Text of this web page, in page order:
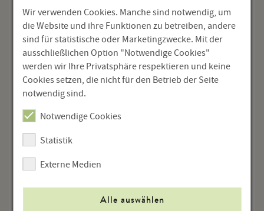
Anmut führen“. Die Aktualität Stifters aus
landschaftsökologischer Sicht
Roland Duhamel (Antwerpen): Natur und Kunst.
Zum didaktischen Konzept von Stifters
Nachsommer
Brigid Haines (Swansea): Dialog und
Erzählstruktur in Stifters
Horst Albert Glaser (Essen): Auf Witikos Spuren.
Wolfgang Wiesmüller (Innsbruck): „Wann
unzeitgemäße Betrachtungen Adalbert Stifters zur
Literaturverzeichnis
Wir verwenden Cookies. Manche sind notwendig, um
die Website und ihre Funktionen zu betreiben, andere
sind für statistische oder Marketingzwecke. Mit der
ausschließlichen Option "Notwendige Cookies"
werden wir Ihre Privatsphäre respektieren und keine
Cookies setzen, die nicht für den Betrieb der Seite
notwendig sind.
Notwendige Cookies
Statistik
Externe Medien
Alle auswählen